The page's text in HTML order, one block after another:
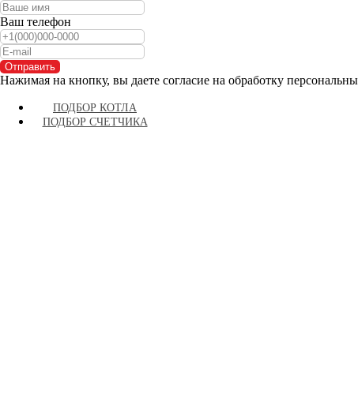
Ваш телефон
Отправить
Нажимая на кнопку, вы даете согласие на обработку
ПОДБОР КОТЛА
ПОДБОР СЧЕТЧИКА